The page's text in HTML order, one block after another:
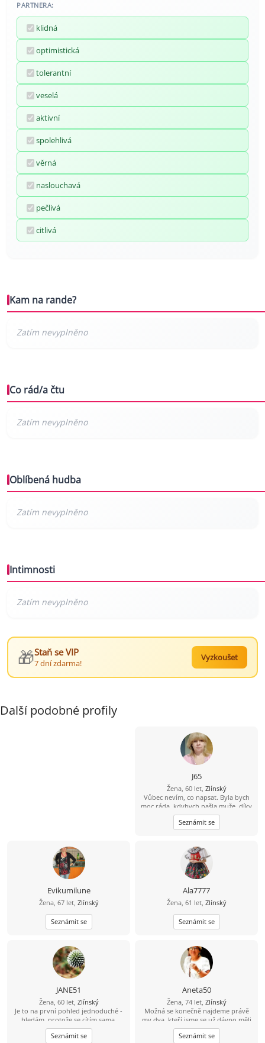
PARTNERA:
klidná
optimistická
tolerantní
veselá
aktivní
spolehlivá
věrná
naslouchavá
pečlivá
citlivá
Kam na rande?
Co rád/a čtu
Oblíbená hudba
Intimnosti
🎁Staň se VIP
7 dní zdarma!
Vyzkoušet
Další podobné profily
J65
Žena, 60 let, Zlínský
Vůbec nevím, co napsat. Byla bych
moc ráda, kdybych našla muže, díky
kterému by bylo na světě líp ..... jak
mně, tak jemu....
Seznámit se
Evikumilune
Žena, 67 let, Zlínský
Seznámit se
Ala7777
Žena, 61 let, Zlínský
Seznámit se
JANE51
Žena, 60 let, Zlínský
Je to na první pohled jednoduché -
hledám, protože se cítím sama.
Pokud to máš podobně, těším se, že
najdeme společnou "řeč".
Seznámit se
Aneta50
Žena, 74 let, Zlínský
Možná se konečně najdeme právě
my dva, kteří jsme se už dávno měli
potkat a míjeli jsme se v reálném
životě i na této seznamce.
Seznámit se